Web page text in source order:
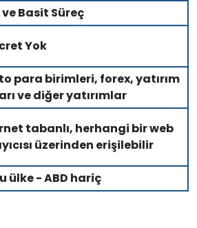
ve Basit Süreç
Yok
para birimleri, forex, yatırım
ve diğer yatırımlar
tabanlı, herhangi bir web
üzerinden erişilebilir
ülke - ABD hariç